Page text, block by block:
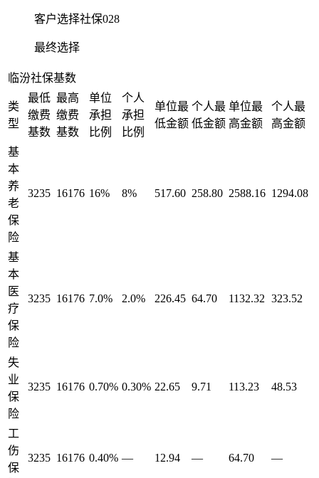
客户选择社保028
最终选择
临汾社保基数
类
型
最低
缴费
基数
最高
缴费
基数
单位
承担
比例
个人
承担
比例
单位最
低金额
个人最
低金额
单位最
高金额
个人最
高金额
基
本
养
老
保
险
3235 16176 16% 8% 517.60 258.80 2588.16 1294.08
基
本
医
疗
保
险
3235 16176 7.0% 2.0% 226.45 64.70 1132.32 323.52
失
业
保
险
3235 16176 0.70% 0.30% 22.65 9.71 113.23 48.53
工
伤
保
3235 16176 0.40% — 12.94 — 64.70 —